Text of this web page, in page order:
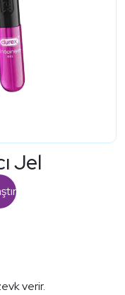
Jel
verir.
Jel